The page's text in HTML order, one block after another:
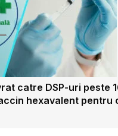
catre DSP-uri peste
hexavalent pentru